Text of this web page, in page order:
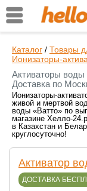
Каталог / Товары
Ионизаторы-
Активаторы воды
Доставка по
Ионизаторы-
живой и мертвой
воды «Ватто» по
магазине Хелло-
в Казахстан и
круглосуточно!
Активатор
ДОСТАВКА